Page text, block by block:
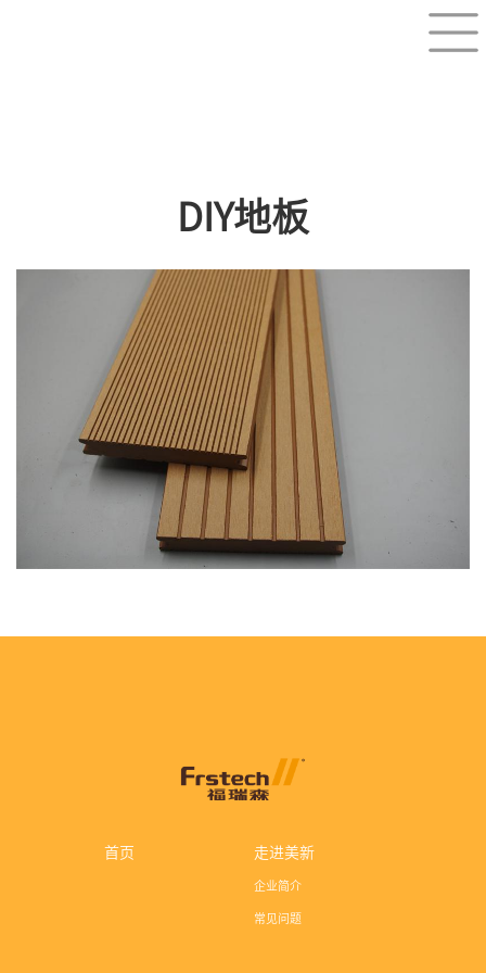
DIY地板
首页 走进美新
企业简介
常见问题